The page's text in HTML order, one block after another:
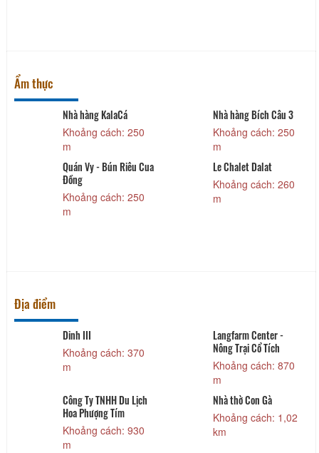
Ẩm thực
Nhà hàng KalaCá
Khoảng cách: 250
m
Nhà hàng Bích Câu 3
Khoảng cách: 250
m
Quán Vy - Bún Riêu Cua
Đồng
Khoảng cách: 250
m
Le Chalet Dalat
Khoảng cách: 260
m
Địa điểm
Dinh III
Khoảng cách: 370
m
Langfarm Center -
Nông Trại Cổ Tích
Khoảng cách: 870
m
Công Ty TNHH Du Lịch
Hoa Phượng Tím
Khoảng cách: 930
m
Nhà thờ Con Gà
Khoảng cách: 1,02
km